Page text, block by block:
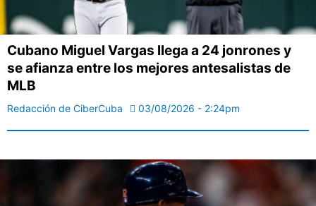
Cubano Miguel Vargas llega a 24 jonrones y
se afianza entre los mejores antesalistas de
MLB
Redacción de CiberCuba 03/08/2026 - 2:24pm